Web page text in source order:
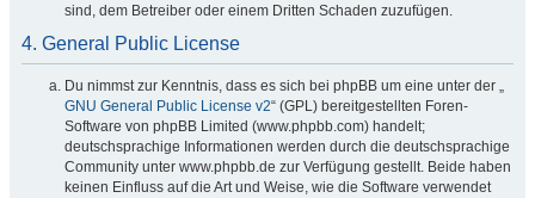
sind, dem Betreiber oder einem Dritten Schaden zuzufügen.
4. General Public License
Du nimmst zur Kenntnis, dass es sich bei phpBB um eine unter der „
GNU General Public License v2“ (GPL) bereitgestellten Foren-
Software von phpBB Limited (www.phpbb.com) handelt;
deutschsprachige Informationen werden durch die deutschsprachige
Community unter www.phpbb.de zur Verfügung gestellt. Beide haben
keinen Einfluss auf die Art und Weise, wie die Software verwendet